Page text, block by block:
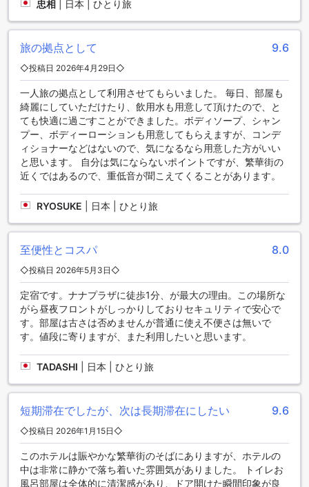
マジェスティック スイーツ ホテルでは、快適な滞在をお約束
するために、便利なアクセスと充実した交通施設を提供して
も安心してホテルに到着できます。また、観光ツアーに参加
したい方にもおすすめです。ホテルのスタッフが親切に対応
し、素晴らしい観光スポットを案内してくれます。さらに、
便利なロケーションに位置しているため、公共交通機関も充
実しています。近くにはバス停や駅があり、簡単に市内各地
への移動が可能です。
快適な客室設備で贅沢な滞在を
バンコクのマジェスティック スイーツ ホテルは、快適な客室
り、常に快適な温度を保つことができます。また、バスロー
ブも用意されており、リラックスした時間を過ごすことがで
きます。さらに、インハウス映画が視聴できるテレビや、ヘ
アドライヤーも完備されています。お部屋でのくつろぎのひ
とときを演出します。ミニバーもあり、お好みの飲み物を手
軽に楽しむことができます。さらに、衛星/ケーブルテレビと
冷蔵庫も完備されており、快適な滞在をお約束します。
マジェスティック スイーツ ホテルのダイニング施設
マジェスティック スイーツ ホテルでは、お客様の快適な滞在
をサポートするために、さまざまなダイニング施設をご用意
しています。24時間ルームサービスを利用すれば、いつでも
お部屋での食事が可能です。豪華な料理をお部屋で味わいた
い方にはぴったりのオプションです。また、ホテル内にはコ
ーヒーショップもありますので、リラックスしながらお飲み
な料理を提供しており、地元の食材を使用した様々な料理を
お楽しみいただけます。さらに、毎日のハウスキーピングに
より、清潔で快適な環境を保つことができます。朝食はコン
チネンタルスタイルで提供されており、お客様の一日の始ま
忠相 日本 | ひとり旅
旅の拠点として 9.6
◇投稿日 2026年4月29日◇
一人旅の拠点として利用させてもらいました。 毎日、部屋も
綺麗にしていただけたり、飲用水も用意して頂けたので、と
ても快適に過ごすことができました。ボディソープ、シャン
プー、ボディーローションも用意してもらえますが、コンデ
ィショナーなどはないので、気になるなら用意した方がいい
と思います。 自分は気にならないポイントですが、繁華街の
近くではあるので、重低音が聞こえてくることがあります。
RYOSUKE 日本 | ひとり旅
至便性とコスパ 8.0
◇投稿日 2026年5月3日◇
定宿です。ナナプラザに徒歩1分、が最大の理由。この場所な
がら昼夜フロントがしっかりしておりセキュリティで安心で
す。部屋は古さは否めませんが普通に使え不便さは無いで
す。値段に寄りますが、また利用したいと思います。
TADASHI 日本 | ひとり旅
短期滞在でしたが、次は長期滞在にしたい 9.6
◇投稿日 2026年1月15日◇
このホテルは賑やかな繁華街のそばにありますが、ホテルの
中は非常に静かで落ち着いた雰囲気がありました。 トイレお
風呂部屋は全体的に清潔感があり、ドア開けた瞬間印象が良